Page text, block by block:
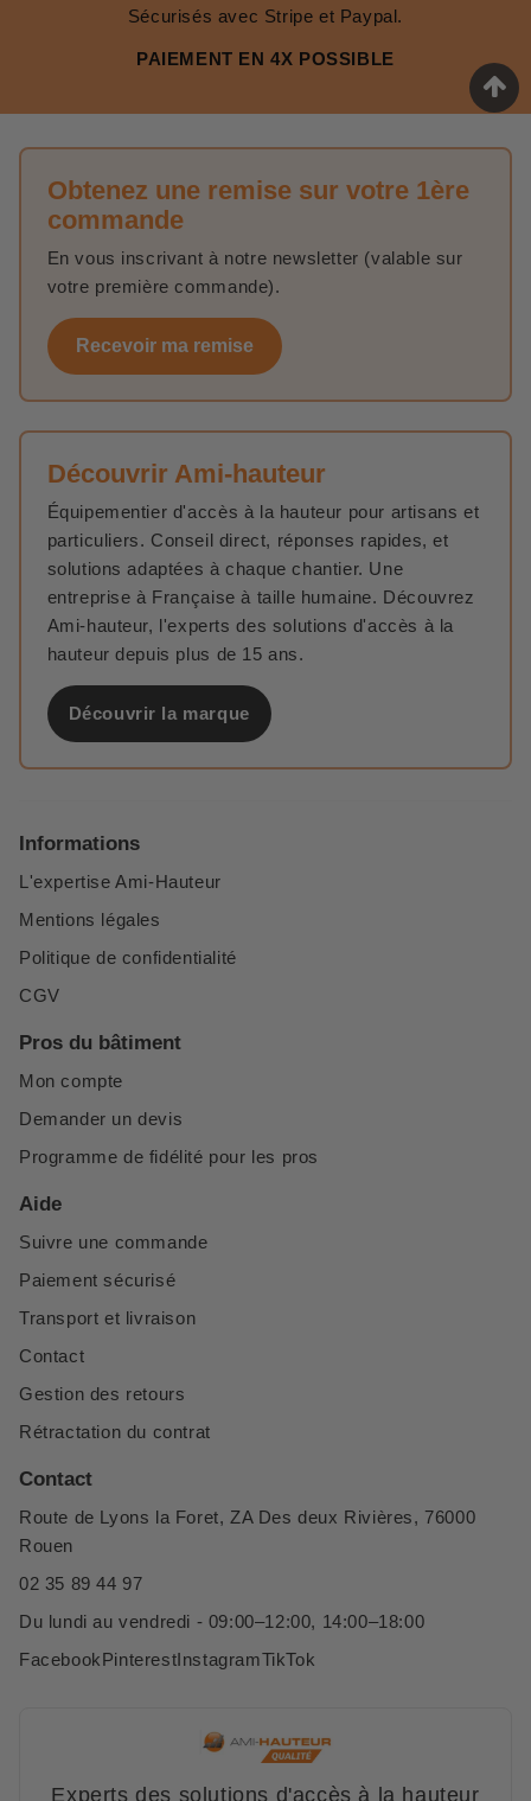
Sécurisés avec Stripe et Paypal.
PAIEMENT EN 4X POSSIBLE
Obtenez une remise sur votre 1ère
commande
En vous inscrivant à notre newsletter (valable sur
votre première commande).
Recevoir ma remise
Découvrir Ami-hauteur
Équipementier d'accès à la hauteur pour artisans et
particuliers. Conseil direct, réponses rapides, et
solutions adaptées à chaque chantier. Une
entreprise à Française à taille humaine. Découvrez
Ami-hauteur, l'experts des solutions d'accès à la
hauteur depuis plus de 15 ans.
Découvrir la marque
Informations
L'expertise Ami-Hauteur
Mentions légales
Politique de confidentialité
CGV
Pros du bâtiment
Mon compte
Demander un devis
Programme de fidélité pour les pros
Aide
Suivre une commande
Paiement sécurisé
Transport et livraison
Contact
Gestion des retours
Rétractation du contrat
Contact
Route de Lyons la Foret, ZA Des deux Rivières, 76000
Rouen
02 35 89 44 97
Du lundi au vendredi - 09:00–12:00, 14:00–18:00
FacebookPinterestInstagramTikTok
Experts des solutions d'accès à la hauteur